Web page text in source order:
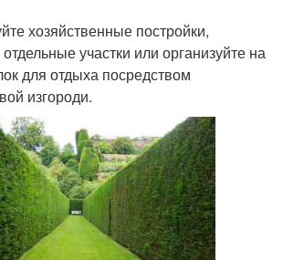
хозяйственные постройки,
участки или организуйте на
для отдыха посредством
изгороди.